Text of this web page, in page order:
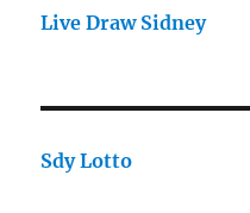
Live Draw Sidney
Sdy Lotto